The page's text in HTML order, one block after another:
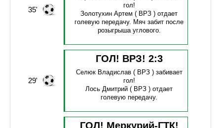
35'
гол!
Золотухин Артем ( ВРЗ )отдает
голевую передачу. Мяч забит после
розыгрыша углового.
29'
ГОЛ! ВРЗ! 2:3
Селюк Владислав( ВРЗ ) забивает
гол!
Лось Дмитрий ( ВРЗ )отдает
голевую передачу.
ГОЛ! Меркурий-ГТК!